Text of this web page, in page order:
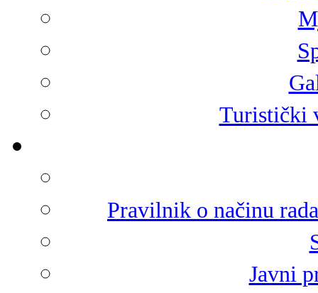
Turistički
Pravilnik o načinu
Javni